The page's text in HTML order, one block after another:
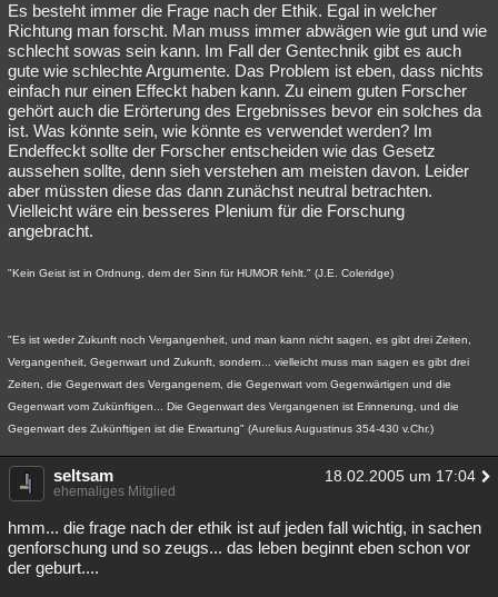
Es besteht immer die Frage nach der Ethik. Egal in welcher
Richtung man forscht. Man muss immer abwägen wie gut und wie
schlecht sowas sein kann. Im Fall der Gentechnik gibt es auch
gute wie schlechte Argumente. Das Problem ist eben, dass nichts
einfach nur einen Effeckt haben kann. Zu einem guten Forscher
gehört auch die Erörterung des Ergebnisses bevor ein solches da
ist. Was könnte sein, wie könnte es verwendet werden? Im
Endeffeckt sollte der Forscher entscheiden wie das Gesetz
aussehen sollte, denn sieh verstehen am meisten davon. Leider
aber müssten diese das dann zunächst neutral betrachten.
Vielleicht wäre ein besseres Plenium für die Forschung
angebracht.
"Kein Geist ist in Ordnung, dem der Sinn für HUMOR fehlt." (J.E. Coleridge)
"Es ist weder Zukunft noch Vergangenheit, und man kann nicht sagen, es gibt drei Zeiten,
Vergangenheit, Gegenwart und Zukunft, sondern... vielleicht muss man sagen es gibt drei
Zeiten, die Gegenwart des Vergangenem, die Gegenwart vom Gegenwärtigen und die
Gegenwart vom Zukünftigen... Die Gegenwart des Vergangenen ist Erinnerung, und die
Gegenwart des Zukünftigen ist die Erwartung" (Aurelius Augustinus 354-430 v.Chr.)
seltsam 18.02.2005 um 17:04
ehemaliges Mitglied
hmm... die frage nach der ethik ist auf jeden fall wichtig, in sachen
genforschung und so zeugs... das leben beginnt eben schon vor
der geburt....